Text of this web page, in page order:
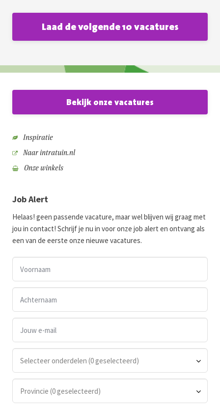
Laad de volgende 10 vacatures
Bekijk onze vacatures
Inspiratie
Naar intratuin.nl
Onze winkels
Job Alert
Helaas! geen passende vacature, maar wel blijven wij graag met
jou in contact! Schrijf je nu in voor onze job alert en ontvang als
een van de eerste onze nieuwe vacatures.
Selecteer onderdelen (0 geselecteerd)
Provincie (0 geselecteerd)